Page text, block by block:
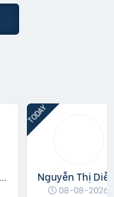
Đào Phước Nguyên
08-08-2026